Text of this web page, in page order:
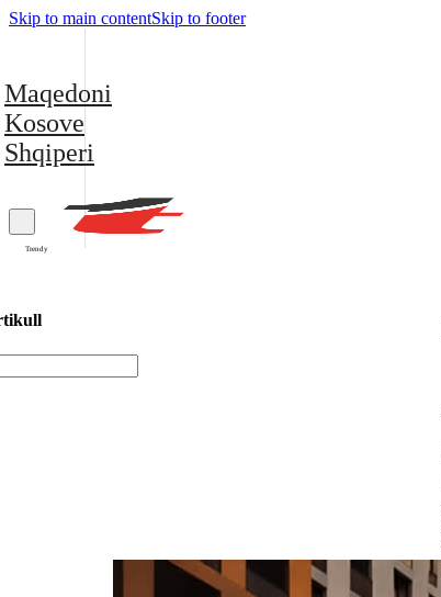
Skip to main contentSkip to footer
Maqedoni
Kosove
Shqiperi
Trendy